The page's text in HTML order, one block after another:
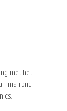
met het
rond